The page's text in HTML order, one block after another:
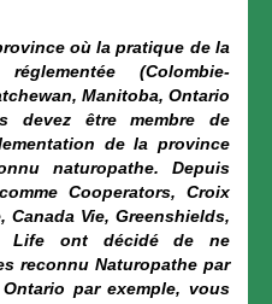
où la pratique de la
(Colombie-
Manitoba, Ontario
devez être membre de
de la province
naturopathe. Depuis
Cooperators, Croix
Canada Vie, Greenshields,
Life ont décidé de ne
reconnu Naturopathe par
par exemple, vous